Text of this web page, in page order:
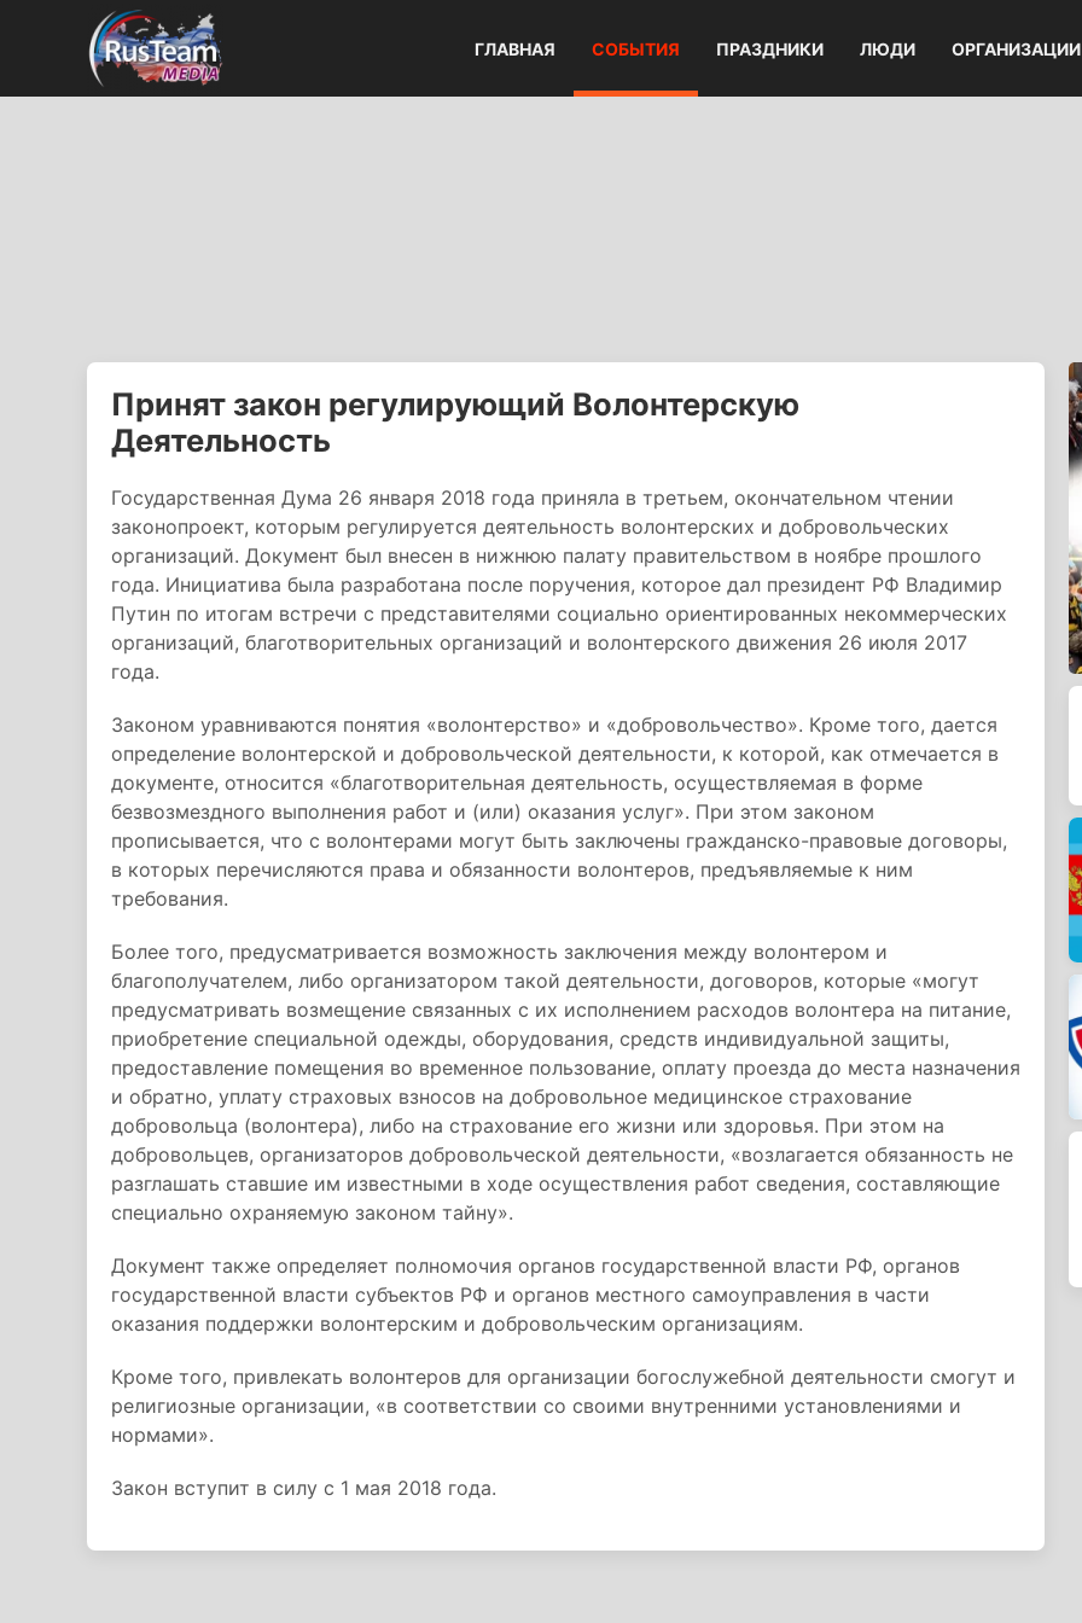
ГЛАВНАЯ СОБЫТИЯ ПРАЗДНИКИ ЛЮДИ ОРГАНИЗАЦИИ
Принят закон регулирующий Волонтерскую
Деятельность
Государственная Дума 26 января 2018 года приняла в третьем, окончательном чтении
законопроект, которым регулируется деятельность волонтерских и добровольческих
организаций. Документ был внесен в нижнюю палату правительством в ноябре прошлого
года. Инициатива была разработана после поручения, которое дал президент РФ Владимир
Путин по итогам встречи с представителями социально ориентированных некоммерческих
организаций, благотворительных организаций и волонтерского движения 26 июля 2017
года.
Законом уравниваются понятия «волонтерство» и «добровольчество». Кроме того, дается
определение волонтерской и добровольческой деятельности, к которой, как отмечается в
документе, относится «благотворительная деятельность, осуществляемая в форме
безвозмездного выполнения работ и (или) оказания услуг». При этом законом
прописывается, что с волонтерами могут быть заключены гражданско-правовые договоры,
в которых перечисляются права и обязанности волонтеров, предъявляемые к ним
требования.
Более того, предусматривается возможность заключения между волонтером и
благополучателем, либо организатором такой деятельности, договоров, которые «могут
предусматривать возмещение связанных с их исполнением расходов волонтера на питание,
приобретение специальной одежды, оборудования, средств индивидуальной защиты,
предоставление помещения во временное пользование, оплату проезда до места назначения
и обратно, уплату страховых взносов на добровольное медицинское страхование
добровольца (волонтера), либо на страхование его жизни или здоровья. При этом на
добровольцев, организаторов добровольческой деятельности, «возлагается обязанность не
разглашать ставшие им известными в ходе осуществления работ сведения, составляющие
специально охраняемую законом тайну».
Документ также определяет полномочия органов государственной власти РФ, органов
государственной власти субъектов РФ и органов местного самоуправления в части
оказания поддержки волонтерским и добровольческим организациям.
Кроме того, привлекать волонтеров для организации богослужебной деятельности смогут и
религиозные организации, «в соответствии со своими внутренними установлениями и
нормами».
Закон вступит в силу с 1 мая 2018 года.